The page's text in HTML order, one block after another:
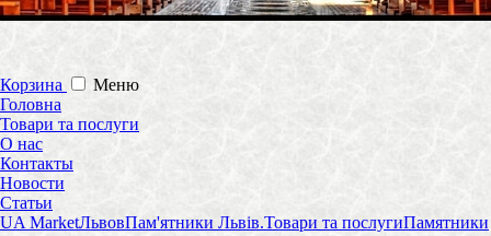
Корзина
Меню
Головна
Товари та послуги
О нас
Контакты
Новости
Статьи
UA MarketЛьвовПам'ятники Львів.Товари та послугиПамятники